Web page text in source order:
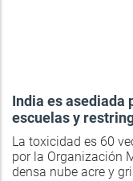
India es asediada
escuelas y
La toxicidad es 60
por la Organización
densa nube acre y